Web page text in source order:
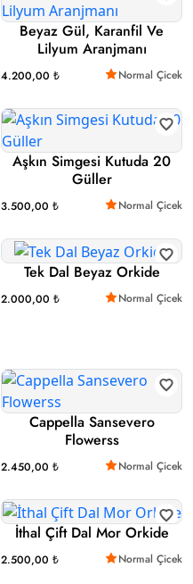
Beyaz Gül, Karanfil Ve
Lilyum Aranjmanı
4.200,00 ₺ Normal Çicek
Aşkın Simgesi Kutuda 20
Güller
3.500,00 ₺ Normal Çicek
Tek Dal Beyaz Orkide
2.000,00 ₺ Normal Çicek
Cappella Sansevero
Flowerss
2.450,00 ₺ Normal Çicek
İthal Çift Dal Mor Orkide
2.500,00 ₺ Normal Çicek